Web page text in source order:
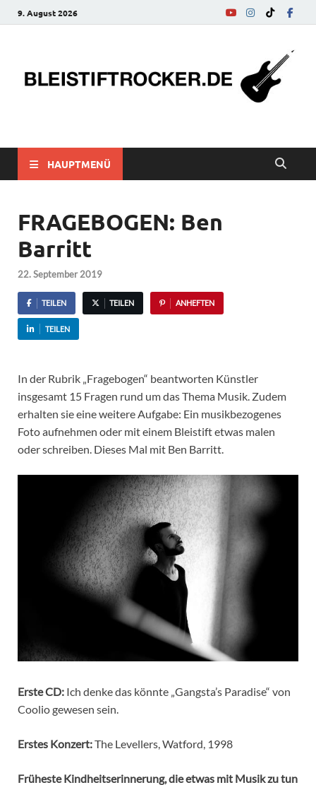
9. August 2026
bleistiftrocker.de
HAUPTMENÜ
FRAGEBOGEN: Ben
Barritt
22. September 2019
TEILEN TEILEN ANHEFTEN
TEILEN
In der Rubrik „Fragebogen“ beantworten Künstler
insgesamt 15 Fragen rund um das Thema Musik. Zudem
erhalten sie eine weitere Aufgabe: Ein musikbezogenes
Foto aufnehmen oder mit einem Bleistift etwas malen
oder schreiben. Dieses Mal mit Ben Barritt.
Erste CD: Ich denke das könnte „Gangsta’s Paradise“ von
Coolio gewesen sein.
Erstes Konzert:The Levellers, Watford, 1998
Früheste Kindheitserinnerung, die etwas mit Musik zu tun